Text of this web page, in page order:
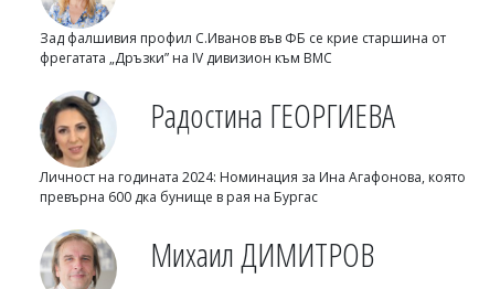
Зад фалшивия профил С.Иванов във ФБ се крие старшина от
фрегатата „Дръзки” на IV дивизион към ВМС
Радостина ГЕОРГИЕВА
Личност на годината 2024: Номинация за Ина Агафонова, която
превърна 600 дка бунище в рая на Бургас
Михаил ДИМИТРОВ